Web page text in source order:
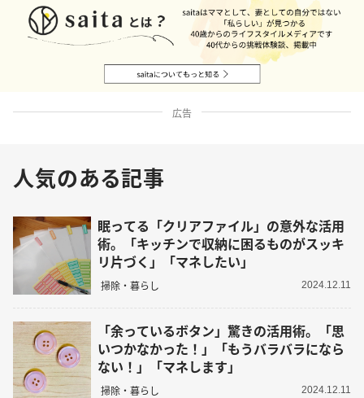
広告
人気のある記事
眠ってる「クリアファイル」の意外な活用
術。「キッチンで収納に困るものがスッキ
リ片づく」「マネしたい」
掃除・暮らし 2024.12.11
「余っているボタン」驚きの活用術。「思
いつかなかった！」「もうバラバラになら
ない！」「マネします」
掃除・暮らし 2024.12.11